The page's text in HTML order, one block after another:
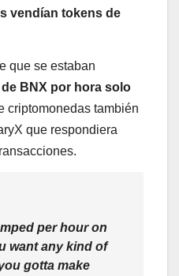
vendían tokens de
que se estaban
BNX por hora solo
criptomonedas también
que respondiera
per hour on
want any kind of
gotta make